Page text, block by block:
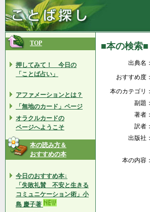
TOP
押してみて！ 今日の
「ことば占い」
アファメーションとは？
「無地のカード」ページ
オラクルカードの
ページへようこそ
本の読み方＆
おすすめの本
今日のおすすめ本↓
「失敗礼賛 不安と生きる
コミュニケーション術」小
島 慶子著
■本の検索■
出典名：
おすすめ度：
本のカテゴリ：
副題：
著者：
訳者：
出版社：
本の内容：